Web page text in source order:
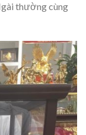
thường cùng